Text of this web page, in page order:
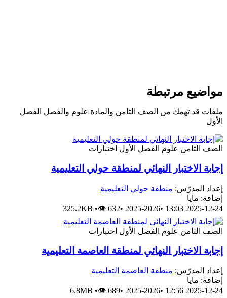
مرتبطة
قد تهمك من الصف الثامن والمادة علوم والفصل الفصل
الثامن علوم الفصل الأول اختبارات
الاختبار النهائي لمنطقة حولي التعليمية
المدرّس: منطقة حولي التعليمية
مايا
2025-12-24
•
2025-2026
•
325.2KB •👁 632
الثامن علوم الفصل الأول اختبارات
الاختبار النهائي لمنطقة العاصمة التعليمية
المدرّس: منطقة العاصمة التعليمية
مايا
2025-12-24
•
2025-2026
•
6.8MB •👁 689